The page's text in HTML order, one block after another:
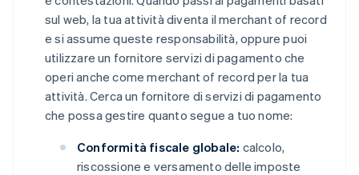
sul web, la tua attività diventa il merchant of record
e si assume queste responsabilità, oppure puoi
utilizzare un fornitore servizi di pagamento che
operi anche come merchant of record per la tua
attività. Cerca un fornitore di servizi di pagamento
che possa gestire quanto segue a tuo nome:
Conformità fiscale globale: calcolo,
riscossione e versamento delle imposte